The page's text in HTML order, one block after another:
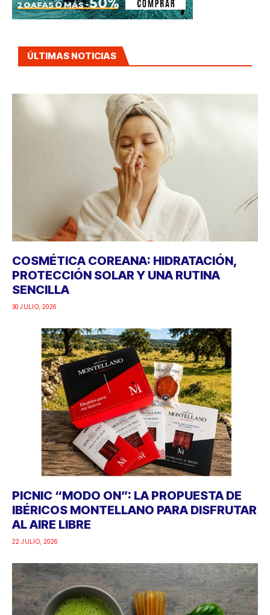
ÚLTIMAS NOTICIAS
COSMÉTICA COREANA: HIDRATACIÓN,
PROTECCIÓN SOLAR Y UNA RUTINA
SENCILLA
30 JULIO, 2026
PICNIC “MODO ON”: LA PROPUESTA DE
IBÉRICOS MONTELLANO PARA DISFRUTAR
AL AIRE LIBRE
22 JULIO, 2026